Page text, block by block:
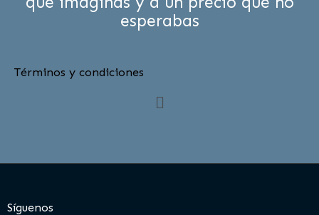
esperabas
Términos y condiciones
Menú
Síguenos